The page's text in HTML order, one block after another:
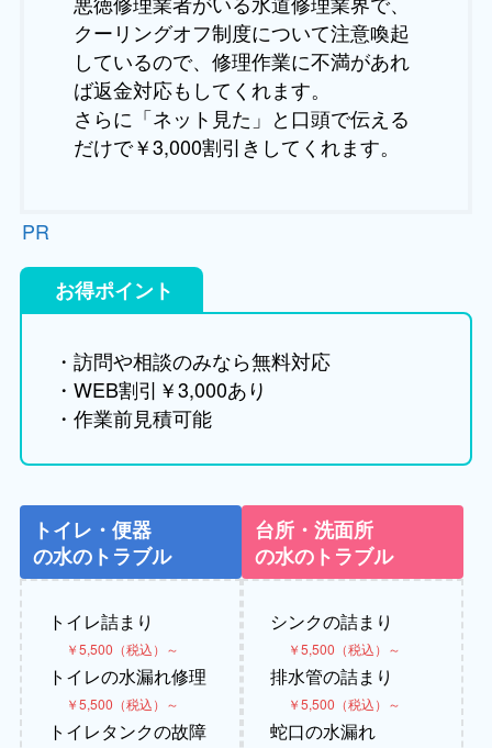
クーリングオフ制度について注意喚起
しているので、修理作業に不満があれ
ば返金対応もしてくれます。
さらに「ネット見た」と口頭で伝える
だけで￥3,000割引きしてくれます。
PR
お得ポイント
・訪問や相談のみなら無料対応
・WEB割引￥3,000あり
・作業前見積可能
トイレ・便器
の水のトラブル
トイレ詰まり
￥5,500（税込）～
トイレの水漏れ修理
￥5,500（税込）～
トイレタンクの故障
台所・洗面所
の水のトラブル
シンクの詰まり
￥5,500（税込）～
排水管の詰まり
￥5,500（税込）～
蛇口の水漏れ